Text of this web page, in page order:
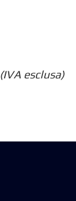
(IVA esclusa)